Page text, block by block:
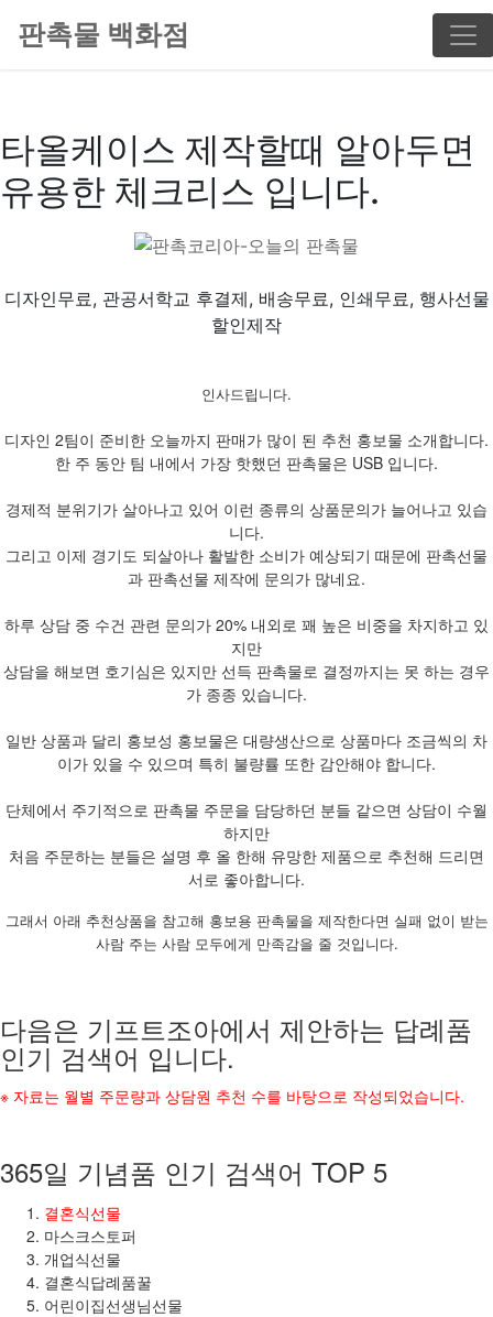
판촉물 백화점
타올케이스 제작할때 알아두면
유용한 체크리스 입니다.
디자인무료, 관공서학교 후결제, 배송무료, 인쇄무료, 행사선물
할인제작
인사드립니다.
디자인 2팀이 준비한 오늘까지 판매가 많이 된 추천 홍보물 소개합니다.
한 주 동안 팀 내에서 가장 핫했던 판촉물은 USB 입니다.
경제적 분위기가 살아나고 있어 이런 종류의 상품문의가 늘어나고 있습
니다.
그리고 이제 경기도 되살아나 활발한 소비가 예상되기 때문에 판촉선물
과 판촉선물 제작에 문의가 많네요.
하루 상담 중 수건 관련 문의가 20% 내외로 꽤 높은 비중을 차지하고 있
지만
상담을 해보면 호기심은 있지만 선득 판촉물로 결정까지는 못 하는 경우
가 종종 있습니다.
일반 상품과 달리 홍보성 홍보물은 대량생산으로 상품마다 조금씩의 차
이가 있을 수 있으며 특히 불량률 또한 감안해야 합니다.
단체에서 주기적으로 판촉물 주문을 담당하던 분들 같으면 상담이 수월
하지만
처음 주문하는 분들은 설명 후 올 한해 유망한 제품으로 추천해 드리면
서로 좋아합니다.
그래서 아래 추천상품을 참고해 홍보용 판촉물을 제작한다면 실패 없이 받는
사람 주는 사람 모두에게 만족감을 줄 것입니다.
다음은 기프트조아에서 제안하는 답례품
인기 검색어 입니다.
※ 자료는 월별 주문량과 상담원 추천 수를 바탕으로 작성되었습니다.
365일 기념품 인기 검색어 TOP 5
결혼식선물
마스크스토퍼
개업식선물
결혼식답례품꿀
어린이집선생님선물